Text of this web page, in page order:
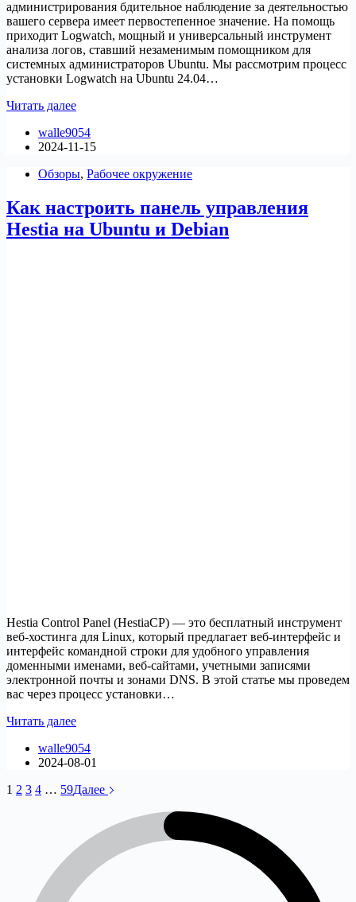
администрирования бдительное наблюдение за деятельностью
вашего сервера имеет первостепенное значение. На помощь
приходит Logwatch, мощный и универсальный инструмент
анализа логов, ставший незаменимым помощником для
системных администраторов Ubuntu. Мы рассмотрим процесс
установки Logwatch на Ubuntu 24.04…
Читать далееКак
Logwatch
на
walle9054
2024-11-15
Обзоры, Рабочее окружение
Как настроить панель управления
Hestia на Ubuntu и Debian
Hestia Control Panel (HestiaCP) — это бесплатный инструмент
веб-хостинга для Linux, который предлагает веб-интерфейс и
интерфейс командной строки для удобного управления
доменными именами, веб-сайтами, учетными записями
электронной почты и зонами DNS. В этой статье мы проведем
вас через процесс установки…
Читать далееКак
панель
управления
на
Debian
walle9054
2024-08-01
1 2 3 4 … 59Далее